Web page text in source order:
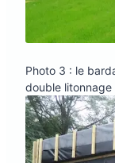
Photo 3 : le
double